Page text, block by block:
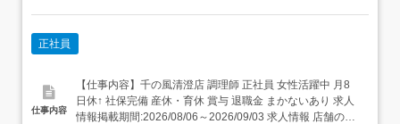
正社員
仕事内容
【仕事内容】千の風清澄店 調理師 正社員 女性活躍中 月8
日休↑ 社保完備 産休・育休 賞与 退職金 まかないあり 求人
情報掲載期間:2026/08/06～2026/09/03 求人情報 店舗の特